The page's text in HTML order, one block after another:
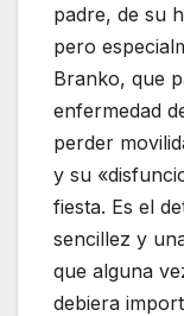
padre, de su
pero
Branko, que
enfermedad
perder
y su
fiesta. Es el
sencillez y
que alguna
debiera